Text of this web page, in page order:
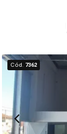
Cód. 7362